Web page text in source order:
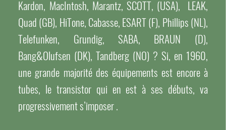
Kardon, MacIntosh, Marantz, SCOTT, (USA), LEAK,
Quad (GB), HiTone, Cabasse, ESART (F), Phillips (NL),
Telefunken, Grundig, SABA, BRAUN (D),
Bang&Olufsen (DK), Tandberg (NO) ? Si, en 1960,
une grande majorité des équipements est encore à
tubes, le transistor qui en est à ses débuts, va
progressivement s’imposer .